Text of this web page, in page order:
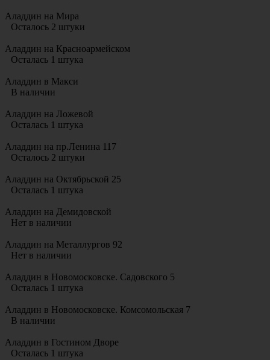
Аладдин на Мира
Осталось 2 штуки
Аладдин на Красноармейском
Осталась 1 штука
Аладдин в Макси
В наличии
Аладдин на Ложевой
Осталась 1 штука
Аладдин на пр.Ленина 117
Осталось 2 штуки
Аладдин на Октябрьской 25
Осталась 1 штука
Аладдин на Демидовской
Нет в наличии
Аладдин на Металлургов 92
Нет в наличии
Аладдин в Новомосковске. Садовского 5
Осталась 1 штука
Аладдин в Новомосковске. Комсомольская 7
В наличии
Аладдин в Гостином Дворе
Осталась 1 штука